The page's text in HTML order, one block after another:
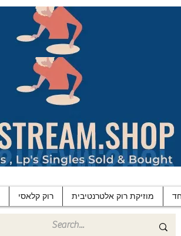
רוק קלאסי מוזיקת רוק אלטרנטיבית